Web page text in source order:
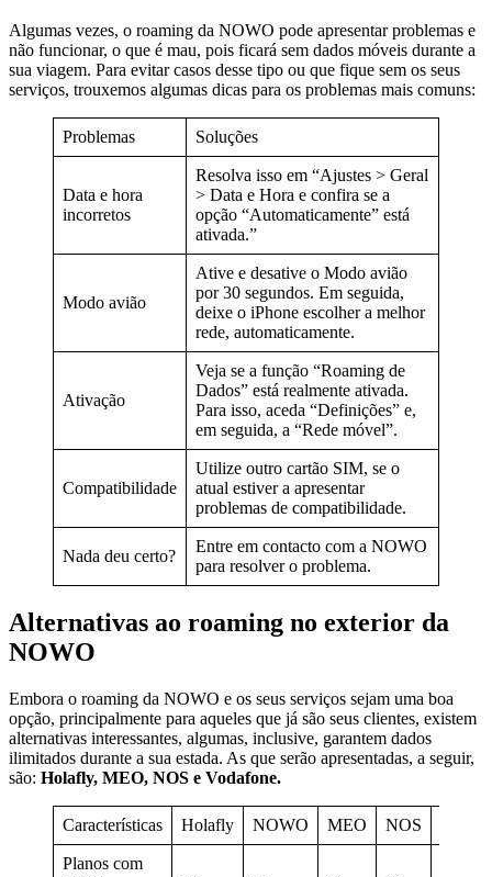
Algumas vezes, o roaming da NOWO pode apresentar problemas e
não funcionar, o que é mau, pois ficará sem dados móveis durante a
sua viagem. Para evitar casos desse tipo ou que fique sem os seus
serviços, trouxemos algumas dicas para os problemas mais comuns:
Problemas Soluções
Data e hora
incorretos
Resolva isso em “Ajustes > Geral
> Data e Hora e confira se a
opção “Automaticamente” está
ativada.”
Modo avião
Ative e desative o Modo avião
por 30 segundos. Em seguida,
deixe o iPhone escolher a melhor
rede, automaticamente.
Ativação
Veja se a função “Roaming de
Dados” está realmente ativada.
Para isso, aceda “Definições” e,
em seguida, a “Rede móvel”.
Compatibilidade
Utilize outro cartão SIM, se o
atual estiver a apresentar
problemas de compatibilidade.
Nada deu certo?
Entre em contacto com a NOWO
para resolver o problema.
Alternativas ao roaming no exterior da
NOWO
Embora o roaming da NOWO e os seus serviços sejam uma boa
opção, principalmente para aqueles que já são seus clientes, existem
alternativas interessantes, algumas, inclusive, garantem dados
ilimitados durante a sua estada. As que serão apresentadas, a seguir,
são: Holafly, MEO, NOS e Vodafone.
Características Holafly NOWO MEO NOS
Planos com